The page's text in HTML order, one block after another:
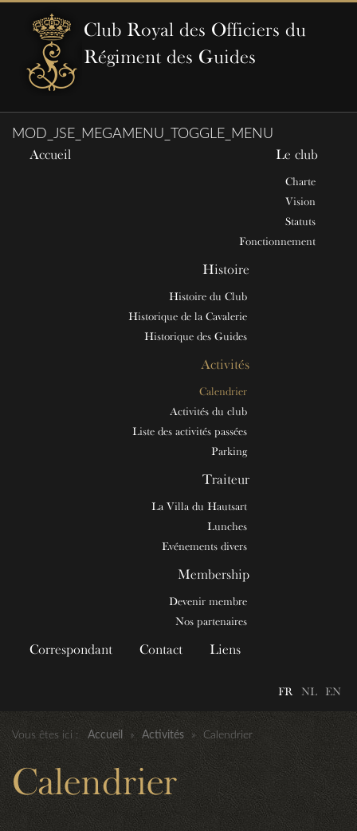
Club Royal des Officiers du
Régiment des Guides
MOD_JSE_MEGAMENU_TOGGLE_MENU
Accueil Le club
Charte
Vision
Statuts
Fonctionnement
Histoire
Histoire du Club
Historique de la Cavalerie
Historique des Guides
Activités
Calendrier
Activités du club
Liste des activités passées
Parking
Traiteur
La Villa du Hautsart
Lunches
Evénements divers
Membership
Devenir membre
Nos partenaires
Correspondant Contact Liens
FR NL EN
Vous êtes ici : Accueil » Activités » Calendrier
Calendrier